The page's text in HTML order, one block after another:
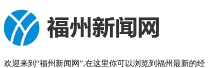
欢迎来到“福州新闻网”,在这里你可以浏览到福州最新的经